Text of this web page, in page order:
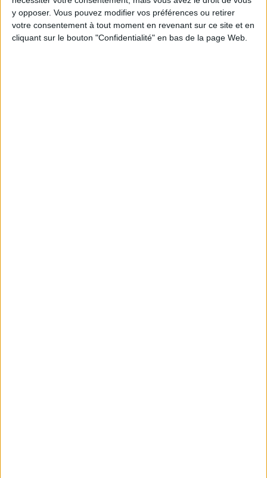
y opposer. Vous pouvez modifier vos préférences ou retirer
votre consentement à tout moment en revenant sur ce site et en
cliquant sur le bouton "Confidentialité" en bas de la page Web.